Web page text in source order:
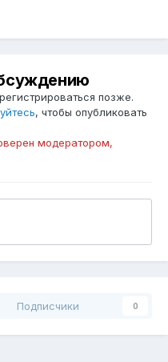
позже.
, чтобы опубликовать
модератором,
Подписчики 0